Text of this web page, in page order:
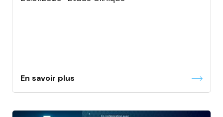
En savoir plus